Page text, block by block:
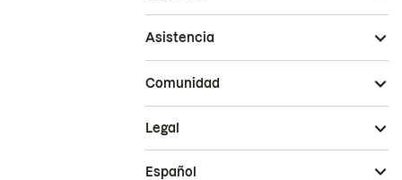
Asistencia
Comunidad
Legal
Español